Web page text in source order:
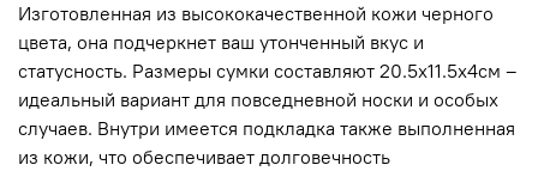
Изготовленная из высококачественной кожи черного
цвета, она подчеркнет ваш утонченный вкус и
статусность. Размеры сумки составляют 20.5х11.5х4см –
идеальный вариант для повседневной носки и особых
случаев. Внутри имеется подкладка также выполненная
из кожи, что обеспечивает долговечность